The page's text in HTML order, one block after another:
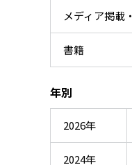
メディア掲載
書籍
年別
2026年
2024年